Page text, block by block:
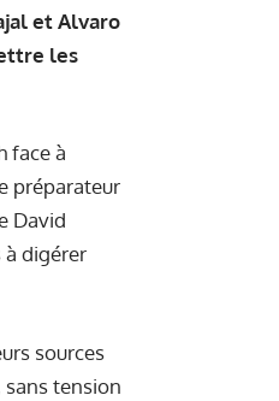
et Alvaro
les
face à
préparateur
David
à digérer
sources
sans tension